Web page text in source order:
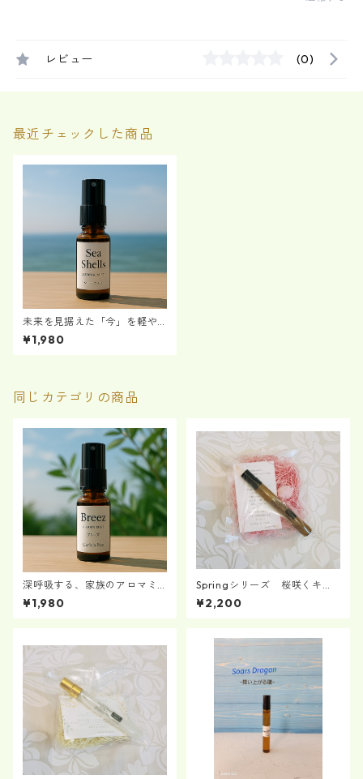
レビュー (0)
最近チェックした商品
未来を見据えた「今」を軽や
かに『Sea Shells』 アロマミ
スト
¥1,980
同じカテゴリの商品
深呼吸する、家族のアロマミ
スト ―Breez（ブリーズ）―
¥1,980
Springシリーズ 桜咲くキミ
へ
¥2,200